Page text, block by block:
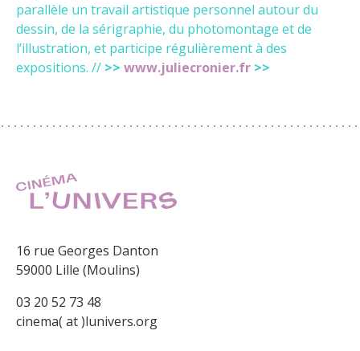
parallèle un travail artistique personnel autour du
dessin, de la sérigraphie, du photomontage et de
l’illustration, et participe régulièrement à des
expositions. // >> www.juliecronier.fr >>
16 rue Georges Danton
59000 Lille (Moulins)
03 20 52 73 48
cinema( at )lunivers.org